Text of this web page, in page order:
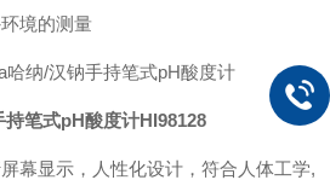
境的测量
持笔式pH酸度计HI98128
幕显示，人性化设计，符合人体工学,